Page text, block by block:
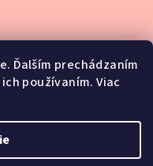
Ďalším prechádzaním
používaním. Viac